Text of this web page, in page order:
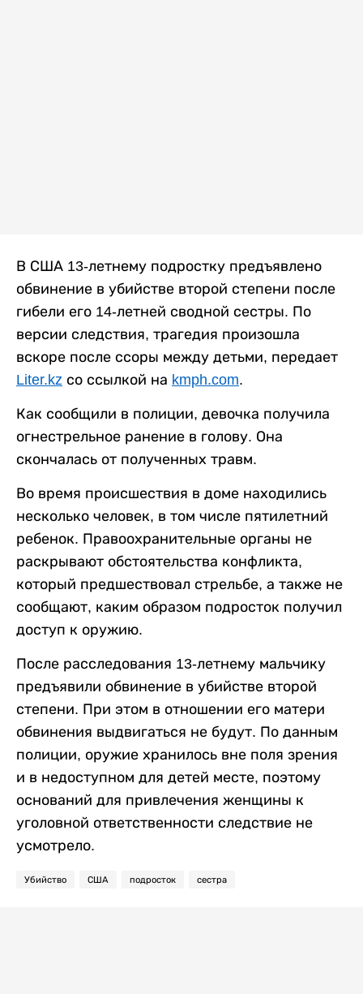
В США 13-летнему подростку предъявлено
обвинение в убийстве второй степени после
гибели его 14-летней сводной сестры. По
версии следствия, трагедия произошла
вскоре после ссоры между детьми, передает
Liter.kz со ссылкой на kmph.com.
Как сообщили в полиции, девочка получила
огнестрельное ранение в голову. Она
скончалась от полученных травм.
Во время происшествия в доме находились
несколько человек, в том числе пятилетний
ребенок. Правоохранительные органы не
раскрывают обстоятельства конфликта,
который предшествовал стрельбе, а также не
сообщают, каким образом подросток получил
доступ к оружию.
После расследования 13-летнему мальчику
предъявили обвинение в убийстве второй
степени. При этом в отношении его матери
обвинения выдвигаться не будут. По данным
полиции, оружие хранилось вне поля зрения
и в недоступном для детей месте, поэтому
оснований для привлечения женщины к
уголовной ответственности следствие не
усмотрело.
Убийство США подросток сестра